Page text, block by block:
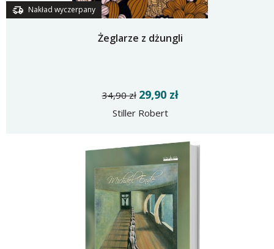
Nakład wyczerpany
Żeglarze z dżungli
34,90 zł 29,90 zł
Stiller Robert